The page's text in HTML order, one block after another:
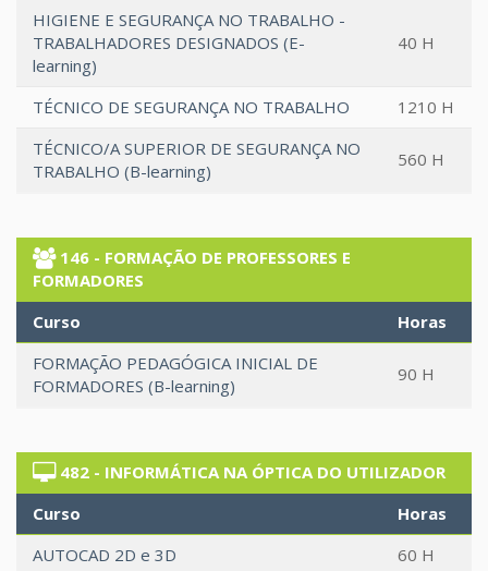
HIGIENE E SEGURANÇA NO TRABALHO -
TRABALHADORES DESIGNADOS (E-
learning)
40 H
TÉCNICO DE SEGURANÇA NO TRABALHO
1210 H
TÉCNICO/A SUPERIOR DE SEGURANÇA NO
TRABALHO (B-learning)
560 H
146 - FORMAÇÃO DE PROFESSORES E
FORMADORES
Curso
Horas
FORMAÇÃO PEDAGÓGICA INICIAL DE
FORMADORES (B-learning)
90 H
482 - INFORMÁTICA NA ÓPTICA DO UTILIZADOR
Curso
Horas
AUTOCAD 2D e 3D
60 H